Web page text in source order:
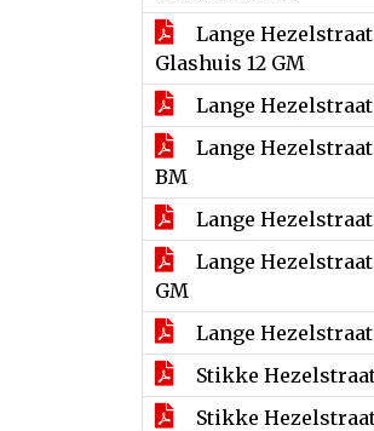
Lange Hezelstraat
Glashuis 12 GM
Lange Hezelstraat
Lange
BM
Lange
Lange
GM
Lange
Stikke
Stikke